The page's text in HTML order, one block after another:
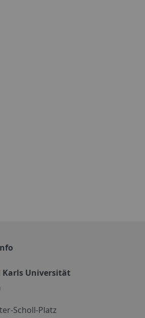
Karls Universität
Scholl-Platz